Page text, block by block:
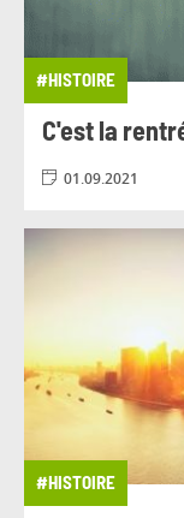
#SERBIE
#HISTOIRE
C'est la
01.09.2021
#HISTOIRE